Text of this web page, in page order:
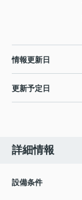
情報更新日
更新予定日
詳細情報
設備条件